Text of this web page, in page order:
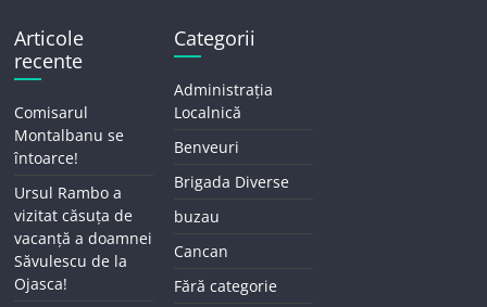
Articole
recente
Comisarul
Montalbanu se
întoarce!
Ursul Rambo a
vizitat căsuța de
vacanță a doamnei
Săvulescu de la
Ojasca!
Categorii
Administrația
Localnică
Benveuri
Brigada Diverse
buzau
Cancan
Fără categorie